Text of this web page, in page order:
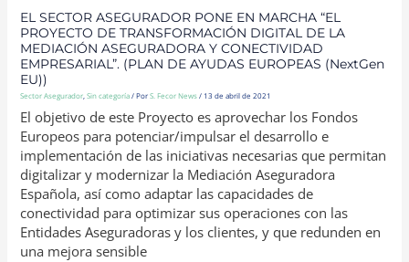
EL SECTOR ASEGURADOR PONE EN MARCHA “EL
PROYECTO DE TRANSFORMACIÓN DIGITAL DE LA
MEDIACIÓN ASEGURADORA Y CONECTIVIDAD
EMPRESARIAL”. (PLAN DE AYUDAS EUROPEAS (NextGen
EU))
Sector Asegurador ,Sin categoría/ PorS. Fecor News/ 13 de abril de 2021
El objetivo de este Proyecto es aprovechar los Fondos
Europeos para potenciar/impulsar el desarrollo e
implementación de las iniciativas necesarias que permitan
digitalizar y modernizar la Mediación Aseguradora
Española, así como adaptar las capacidades de
conectividad para optimizar sus operaciones con las
Entidades Aseguradoras y los clientes, y que redunden en
una mejora sensible
EU))